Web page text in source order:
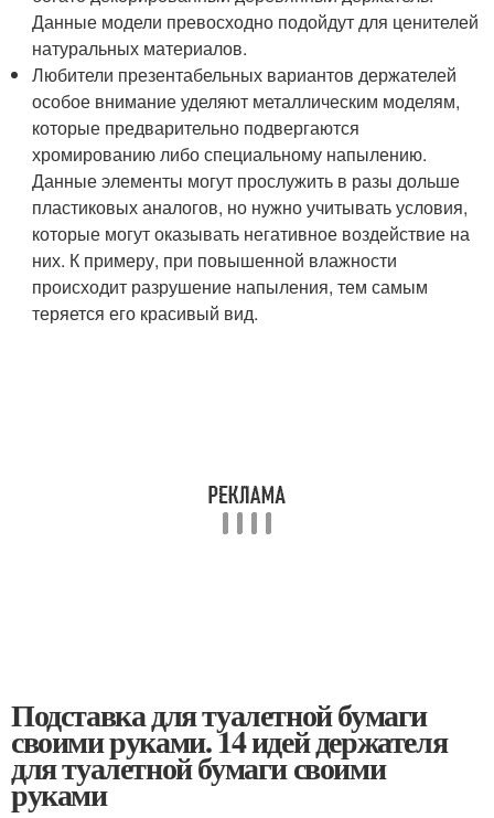
Данные модели превосходно подойдут для ценителей
натуральных материалов.
Любители презентабельных вариантов держателей
особое внимание уделяют металлическим моделям,
которые предварительно подвергаются
хромированию либо специальному напылению.
Данные элементы могут прослужить в разы дольше
пластиковых аналогов, но нужно учитывать условия,
которые могут оказывать негативное воздействие на
них. К примеру, при повышенной влажности
происходит разрушение напыления, тем самым
теряется его красивый вид.
Подставка для туалетной бумаги
своими руками. 14 идей держателя
для туалетной бумаги своими
руками